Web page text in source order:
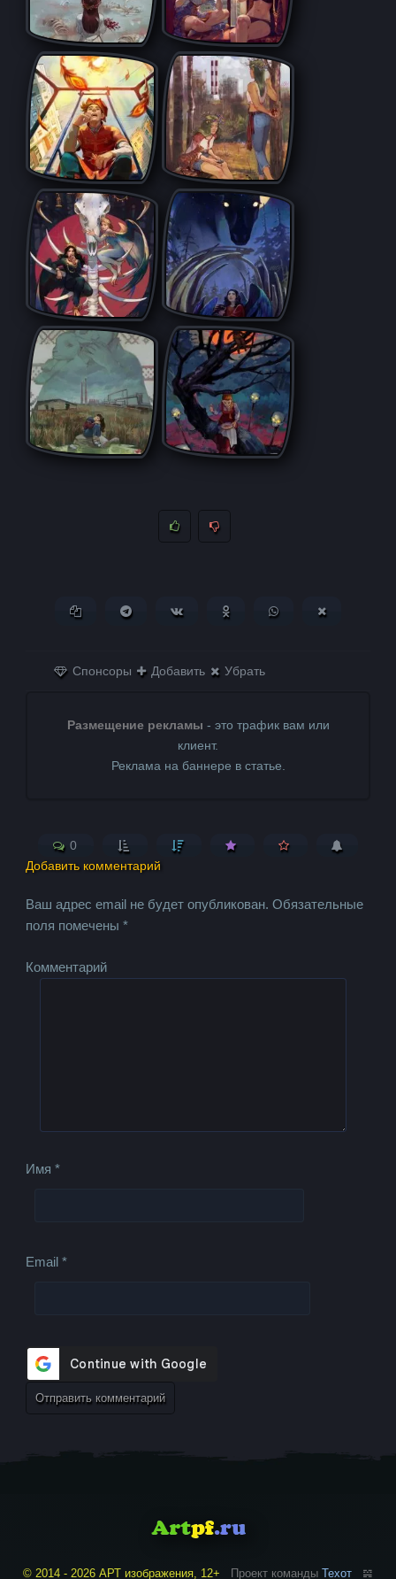
Копировать ссылкуПоделиться в Telegram
Поделиться ВКонтактеПоделиться в
Поделиться в
Спонсоры Добавить Убрать
Размещение рекламы - это трафик вам или
клиент.
Реклама на баннере в статье.
0
Добавить комментарий
Ваш адрес email не будет опубликован. Обязательные
поля помечены*
Комментарий
Имя*
Email*
© 2014 - 2026 АРТ изображения, 12+ Проект команды Техот 𝌴